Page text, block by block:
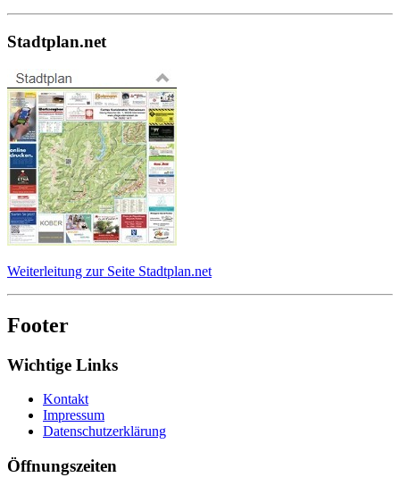
Stadtplan.net
Weiterleitung zur Seite Stadtplan.net
Footer
Wichtige Links
Kontakt
Impressum
Datenschutzerklärung
Öffnungszeiten